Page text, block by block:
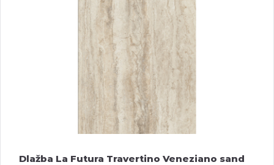
Dlažba La Futura Travertino Veneziano sand